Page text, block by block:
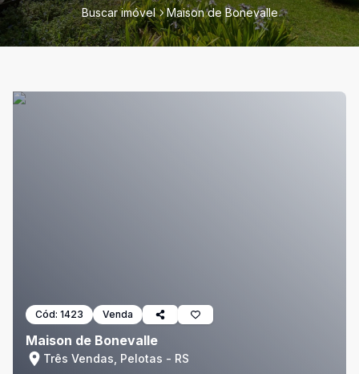
Buscar imóvel Maison de Bonevalle
Cód: 1423 Venda
Maison de Bonevalle
Três Vendas, Pelotas - RS